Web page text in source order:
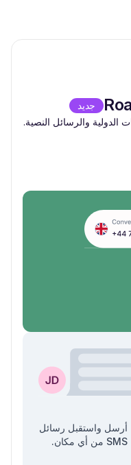
جديد
والرسائل النصية.
أرسل واستقبل رسائل
SMS من أي مكان.